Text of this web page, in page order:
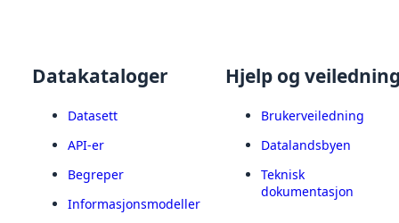
Datakataloger
Datasett
API-er
Begreper
Informasjonsmodeller
Hjelp og
Brukerveiledning
Datalandsbyen
Teknisk
dokumentasjon